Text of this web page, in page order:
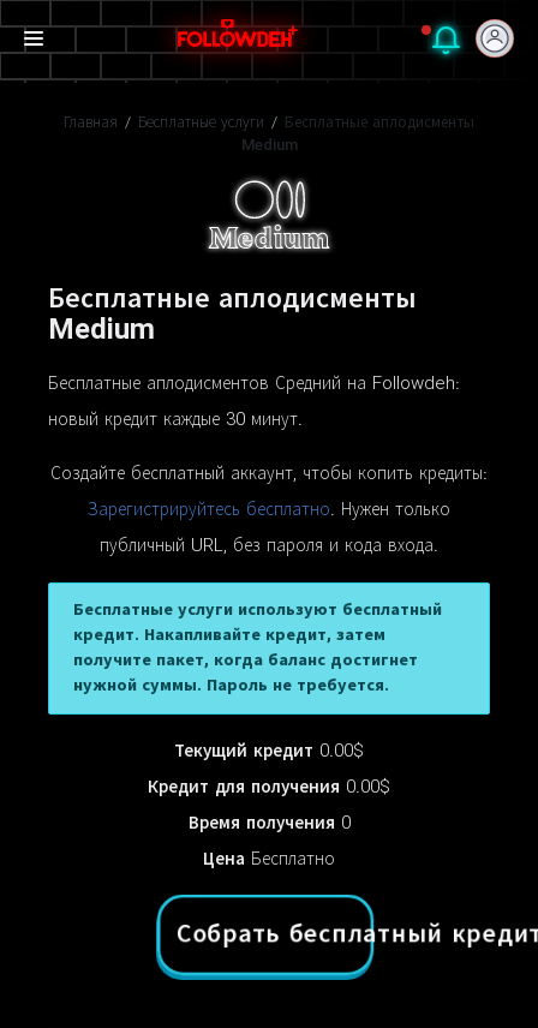
Главная / Бесплатные услуги / Бесплатные аплодисменты
Medium
Бесплатные аплодисменты
Medium
Бесплатные аплодисментов Средний на Followdeh:
новый кредит каждые 30 минут.
Создайте бесплатный аккаунт, чтобы копить кредиты:
Зарегистрируйтесь бесплатно. Нужен только
публичный URL, без пароля и кода входа.
Бесплатные услуги используют бесплатный
кредит. Накапливайте кредит, затем
получите пакет, когда баланс достигнет
нужной суммы. Пароль не требуется.
Текущий кредит 0.00$
Кредит для получения 0.00$
Время получения 0
Цена Бесплатно
Собрать бесплатный